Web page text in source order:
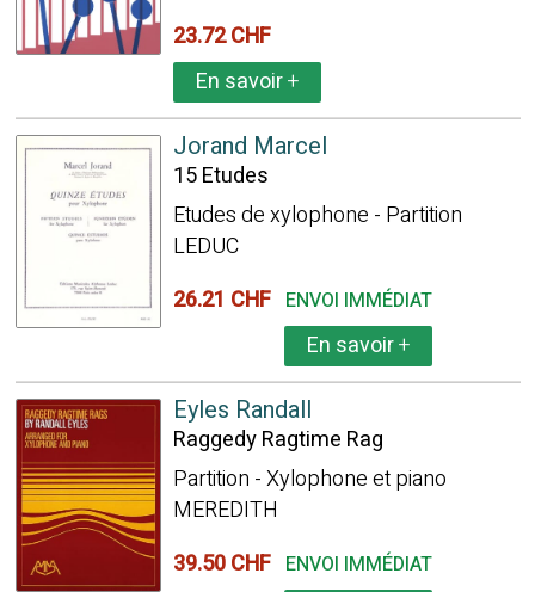
23.72 CHF
En savoir+
Jorand Marcel
15 Etudes
Etudes de xylophone - Partition
LEDUC
26.21 CHF ENVOI IMMÉDIAT
En savoir+
Eyles Randall
Raggedy Ragtime Rag
Partition - Xylophone et piano
MEREDITH
39.50 CHF ENVOI IMMÉDIAT